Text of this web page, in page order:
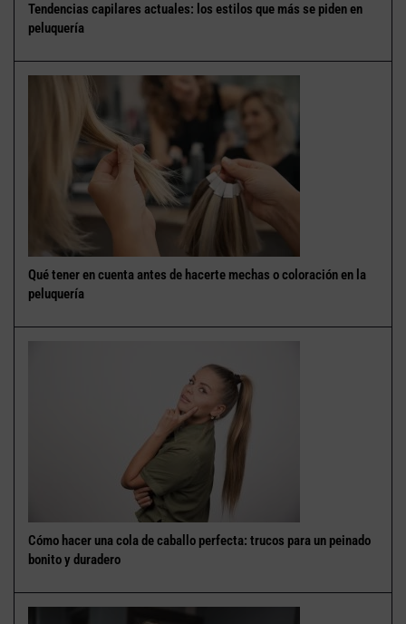
Tendencias capilares actuales: los estilos que más se piden en
peluquería
Qué tener en cuenta antes de hacerte mechas o coloración en la
peluquería
Cómo hacer una cola de caballo perfecta: trucos para un peinado
bonito y duradero